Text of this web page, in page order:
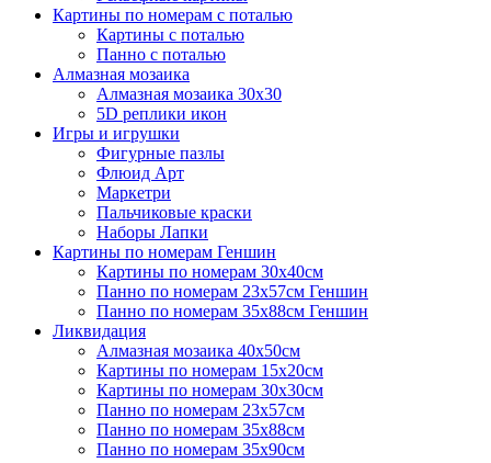
Картины по номерам с поталью
Картины с поталью
Панно с поталью
Алмазная мозаика
Алмазная мозаика 30х30
5D реплики икон
Игры и игрушки
Фигурные пазлы
Флюид Арт
Маркетри
Пальчиковые краски
Наборы Лапки
Картины по номерам Геншин
Картины по номерам 30х40см
Панно по номерам 23х57см Геншин
Панно по номерам 35х88см Геншин
Ликвидация
Алмазная мозаика 40х50см
Картины по номерам 15х20см
Картины по номерам 30х30см
Панно по номерам 23х57см
Панно по номерам 35х88см
Панно по номерам 35х90см